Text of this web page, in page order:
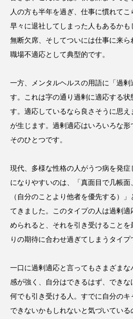
人の方も半年を過ぎ、仕事に慣れてこ
早々に退社してしまった人もあるか
無断欠席、そしてついには仕事に来ら
職場不適応として典型的です。
一方、メンタルヘルスの用語に「過剰
す。これは字の通り過剰に適応する
す。適応しているなら良さそうに思
が生じます。過剰適応はいろいろな
そのひとつです。
現代、多様な性格の人がうつ病を発
になりやすいのは、「真面目で几帳
（自分のことより他者を優先する）
てきました。このタイプの人は過剰
められると、それを引き受けること
りの期待に合わせ過ぎてしまうタイプ
一口に過剰適応と言ってもさまざま
感が強く、自分はできるはず、でき
何でも引き受ける人。すでに自分のキ
できないかもしれないと気づいてい